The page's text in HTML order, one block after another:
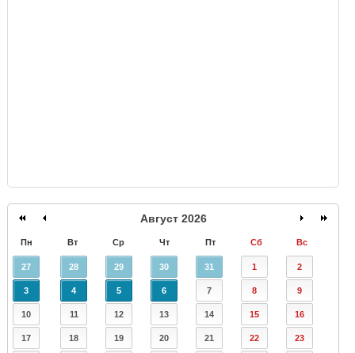
Август 2026
Пн Вт Ср Чт Пт Сб Вс
27 28 29 30 31 1 2
3 4 5 6 7 8 9
10 11 12 13 14 15 16
17 18 19 20 21 22 23